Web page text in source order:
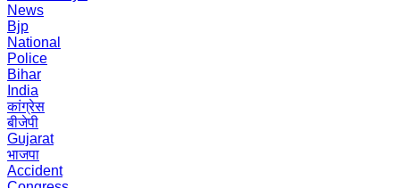
News
Bjp
National
Police
Bihar
India
कांग्रेस
बीजेपी
Gujarat
भाजपा
Accident